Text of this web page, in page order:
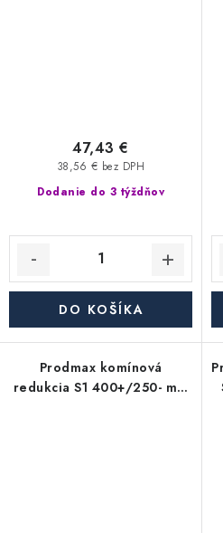
Dodanie do 3 týždňov
38,56 € bez DPH
47,43 €
DO KOŠÍKA
Prodmax komínová
redukcia S1 400+/250- mm